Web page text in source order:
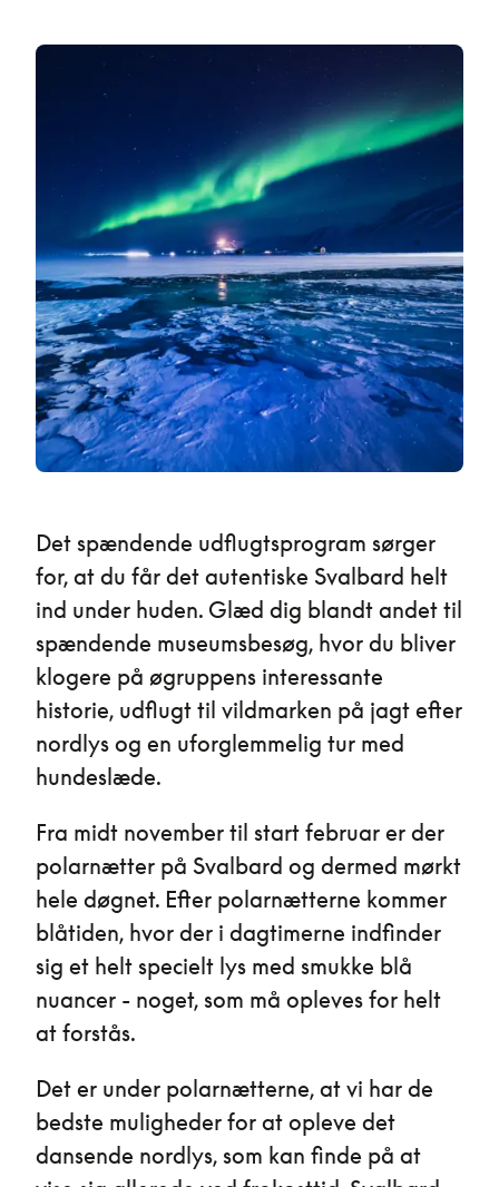
Det spændende udflugtsprogram sørger
for, at du får det autentiske Svalbard helt
ind under huden. Glæd dig blandt andet til
spændende museumsbesøg, hvor du bliver
klogere på øgruppens interessante
historie, udflugt til vildmarken på jagt efter
nordlys og en uforglemmelig tur med
hundeslæde.
Fra midt november til start februar er der
polarnætter på Svalbard og dermed mørkt
hele døgnet. Efter polarnætterne kommer
blåtiden, hvor der i dagtimerne indfinder
sig et helt specielt lys med smukke blå
nuancer - noget, som må opleves for helt
at forstås.
Det er under polarnætterne, at vi har de
bedste muligheder for at opleve det
dansende nordlys, som kan finde på at